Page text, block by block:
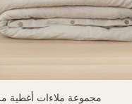
مجموعة ملاءات أغطية